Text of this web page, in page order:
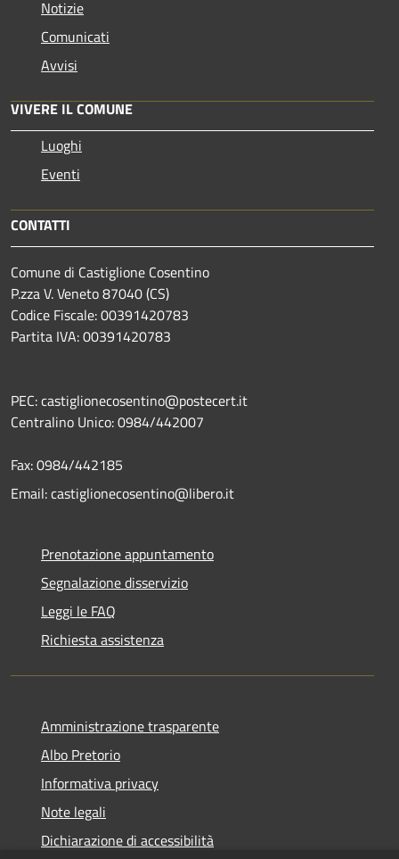
Notizie
Comunicati
Avvisi
VIVERE IL COMUNE
Luoghi
Eventi
CONTATTI
Comune di Castiglione Cosentino
P.zza V. Veneto 87040 (CS)
Codice Fiscale: 00391420783
Partita IVA: 00391420783
PEC: castiglionecosentino@postecert.it
Centralino Unico: 0984/442007
Fax: 0984/442185
Email: castiglionecosentino@libero.it
Prenotazione appuntamento
Segnalazione disservizio
Leggi le FAQ
Richiesta assistenza
Amministrazione trasparente
Albo Pretorio
Informativa privacy
Note legali
Dichiarazione di accessibilità